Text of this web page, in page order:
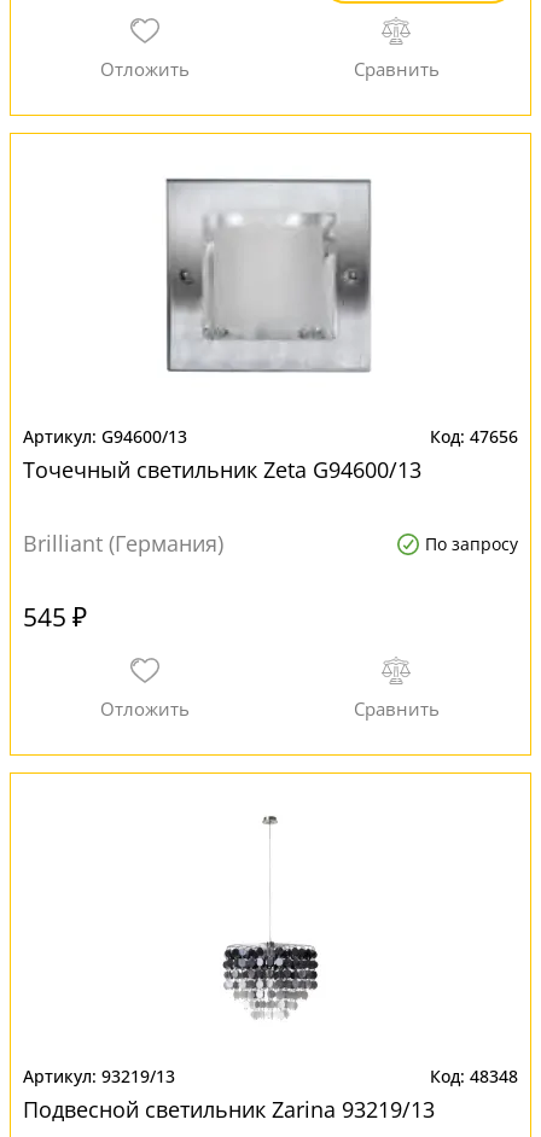
G94600/13 47656
Точечный светильник Zeta G94600/13
Brilliant (Германия) По запросу
545 ₽
93219/13 48348
Подвесной светильник Zarina 93219/13